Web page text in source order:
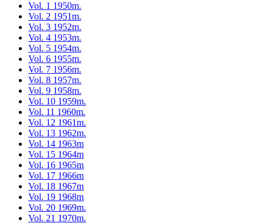
Vol. 1 1950m.
Vol. 2 1951m.
Vol. 3 1952m.
Vol. 4 1953m.
Vol. 5 1954m.
Vol. 6 1955m.
Vol. 7 1956m.
Vol. 8 1957m.
Vol. 9 1958m.
Vol. 10 1959m.
Vol. 11 1960m.
Vol. 12 1961m.
Vol. 13 1962m.
Vol. 14 1963m
Vol. 15 1964m
Vol. 16 1965m
Vol. 17 1966m
Vol. 18 1967m
Vol. 19 1968m
Vol. 20 1969m.
Vol. 21 1970m.